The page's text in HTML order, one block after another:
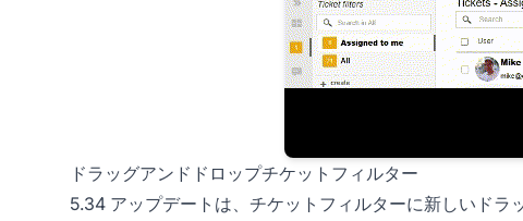
ドラッグアンドドロップチケットフィルター
5.34 アップデートは、チケットフィルターに新しいド